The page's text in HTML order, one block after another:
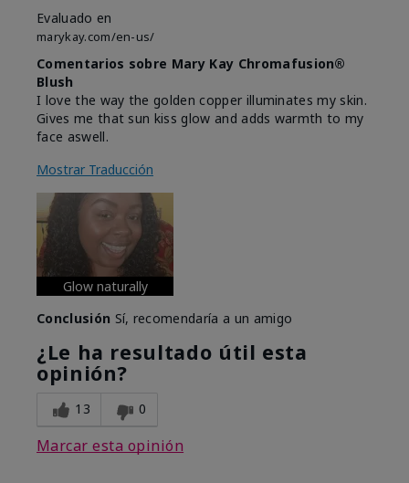
Evaluado en
marykay.com/en-us/
Comentarios sobre Mary Kay Chromafusion®
Blush
I love the way the golden copper illuminates my skin.
Gives me that sun kiss glow and adds warmth to my
face aswell.
Mostrar Traducción
Glow naturally
Conclusión Sí, recomendaría a un amigo
¿Le ha resultado útil esta
opinión?
13 0
Marcar esta opinión